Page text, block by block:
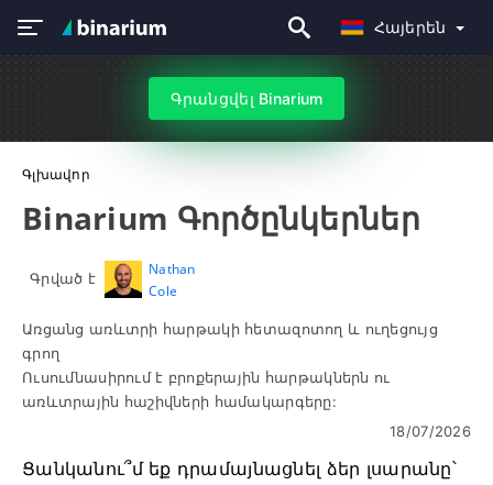
Հայերեն
Գրանցվել Binarium
Գլխավոր
Binarium Գործընկերներ
Գրված է
Nathan
Cole
Առցանց առևտրի հարթակի հետազոտող և ուղեցույց
գրող
Ուսումնասիրում է բրոքերային հարթակներն ու
առևտրային հաշիվների համակարգերը:
18/07/2026
Ցանկանու՞մ եք դրամայնացնել ձեր լսարանը՝